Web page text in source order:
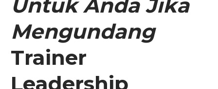
Untuk Anda Jika
Mengundang
Trainer
Leadership